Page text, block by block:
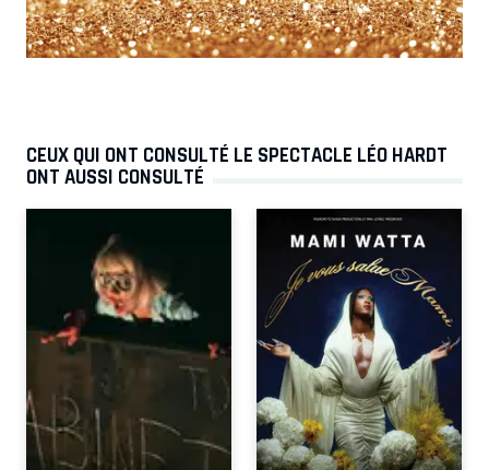
CEUX QUI ONT CONSULTÉ LE SPECTACLE LÉO HARDT
ONT AUSSI CONSULTÉ